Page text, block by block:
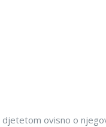
ovisno o